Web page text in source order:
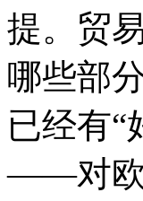
提。贸
哪些部
已经有“
——对欧